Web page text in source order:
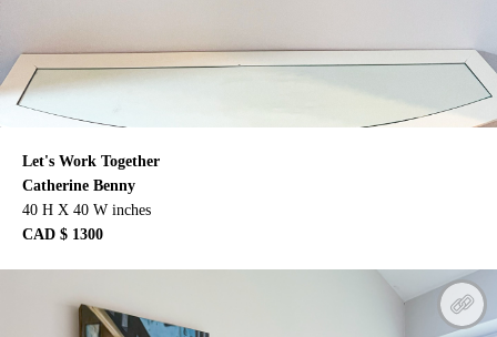
Let's Work Together
Catherine Benny
40 H X 40 W inches
CAD $ 1300